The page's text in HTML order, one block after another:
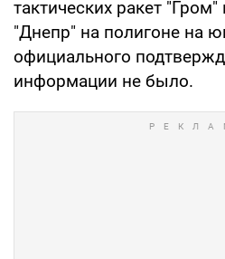
тактических ракет
"Днепр" на полигоне на
официального
информации не было.